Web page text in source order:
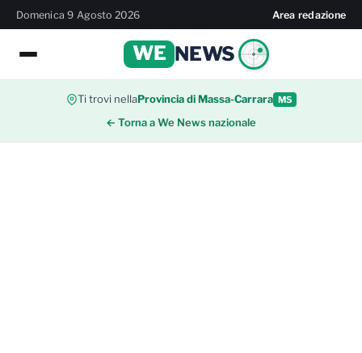
Domenica 9 Agosto 2026 Area redazione
WE NEWS
Ti trovi nellaProvincia di Massa-Carrara MS
← Torna a We News nazionale